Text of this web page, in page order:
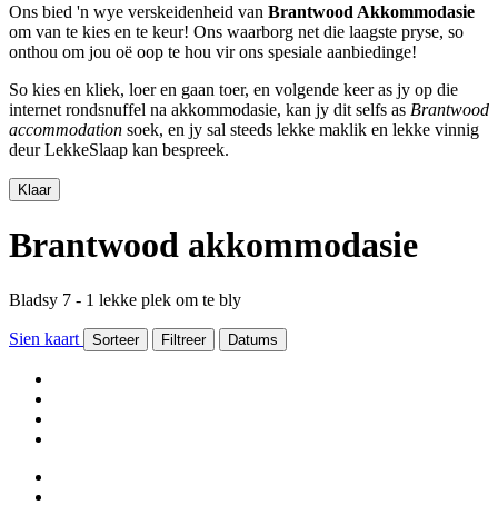
Ons bied 'n wye verskeidenheid van Brantwood Akkommodasie
om van te kies en te keur! Ons waarborg net die laagste pryse, so
onthou om jou oë oop te hou vir ons spesiale aanbiedinge!
So kies en kliek, loer en gaan toer, en volgende keer as jy op die
internet rondsnuffel na akkommodasie, kan jy dit selfs as Brantwood
accommodation soek, en jy sal steeds lekke maklik en lekke vinnig
deur LekkeSlaap kan bespreek.
Klaar
Brantwood akkommodasie
Bladsy 7 - 1 lekke plek om te bly
Sien kaart Sorteer Filtreer Datums